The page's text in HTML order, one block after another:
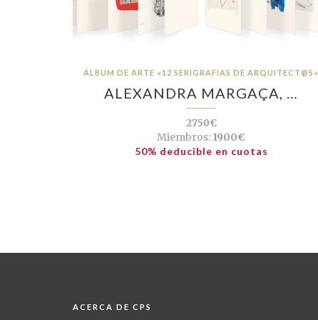
ÁLBUM DE ARTE «12 SERIGRAFIAS DE ARQUITECT@S»
ALEXANDRA MARGAÇA, …
2750€
Miembros: 1900€
50% deducible en cuotas
ACERCA DE CPS